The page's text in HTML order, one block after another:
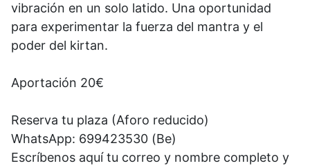
vibración en un solo latido. Una oportunidad
para experimentar la fuerza del mantra y el
poder del kirtan.
Aportación 20€
Reserva tu plaza (Aforo reducido)
WhatsApp: 699423530 (Be)
Escríbenos aquí tu correo y nombre completo y